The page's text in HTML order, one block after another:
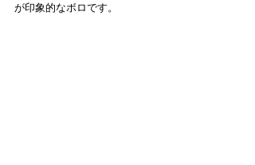
が印象的なボロです。